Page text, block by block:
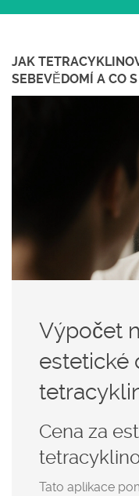
JAK
SEBEVĚDOMÍ A CO
Výpočet
estetické
Cena za
Tato aplikace